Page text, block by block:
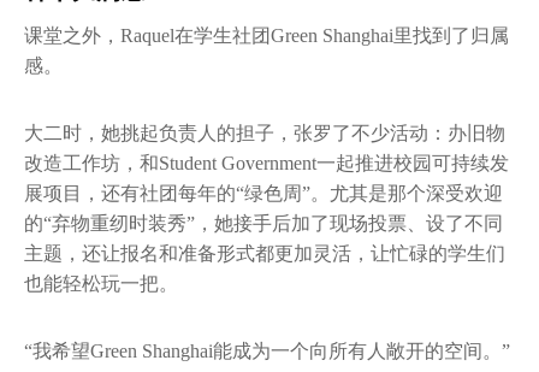
课堂之外，Raquel在学生社团Green Shanghai里找到了归属
感。
大二时，她挑起负责人的担子，张罗了不少活动：办旧物
改造工作坊，和Student Government一起推进校园可持续发
展项目，还有社团每年的“绿色周”。尤其是那个深受欢迎
的“弃物重纫时装秀”，她接手后加了现场投票、设了不同
主题，还让报名和准备形式都更加灵活，让忙碌的学生们
也能轻松玩一把。
“我希望Green Shanghai能成为一个向所有人敞开的空间。”